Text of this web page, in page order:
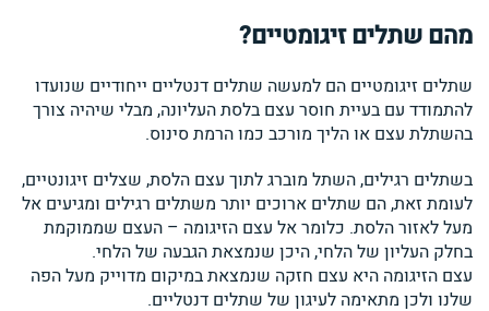
מהם שתלים זיגומטיים?
שתלים זיגומטיים הם למעשה שתלים דנטליים ייחודיים שנועדו
להתמודד עם בעיית חוסר עצם בלסת העליונה, מבלי שיהיה צורך
בהשתלת עצם או הליך מורכב כמו הרמת סינוס.
בשתלים רגילים, השתל מוברג לתוך עצם הלסת, שצלים זיגונטיים,
לעומת זאת, הם שתלים ארוכים יותר משתלים רגילים ומגיעים אל
מעל לאזור הלסת. כלומר אל עצם הזיגומה – העצם שממוקמת
בחלק העליון של הלחי, היכן שנמצאת הגבעה של הלחי.
עצם הזיגומה היא עצם חזקה שנמצאת במיקום מדוייק מעל הפה
שלנו ולכן מתאימה לעיגון של שתלים דנטליים.